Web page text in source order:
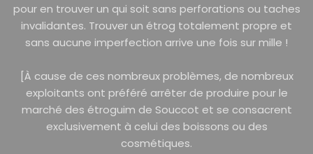
pour en trouver un qui soit sans perforations ou taches
invalidantes. Trouver un étrog totalement propre et
sans aucune imperfection arrive une fois sur mille !
[À cause de ces nombreux problèmes, de nombreux
exploitants ont préféré arrêter de produire pour le
marché des étroguim de Souccot et se consacrent
exclusivement à celui des boissons ou des
cosmétiques.